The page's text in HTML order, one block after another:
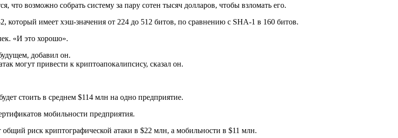
возможно собрать систему за пару сотен тысяч долларов, чтобы взломать его.
имеет хэш-значения от 224 до 512 битов, по сравнению с SHA-1 в 160 битов.
«И это хорошо».
добавил он.
могут привести к криптоапокалипсису, сказал он.
стоить в среднем $114 млн на одно предприятие.
мобильности предприятия.
риск криптографической атаки в $22 млн, а мобильности в $11 млн.